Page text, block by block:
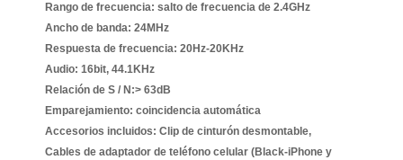
Rango de frecuencia: salto de frecuencia de 2.4GHz
Ancho de banda: 24MHz
Respuesta de frecuencia: 20Hz-20KHz
Audio: 16bit, 44.1KHz
Relación de S / N:> 63dB
Emparejamiento: coincidencia automática
Accesorios incluidos: Clip de cinturón desmontable,
Cables de adaptador de teléfono celular (Black-iPhone y